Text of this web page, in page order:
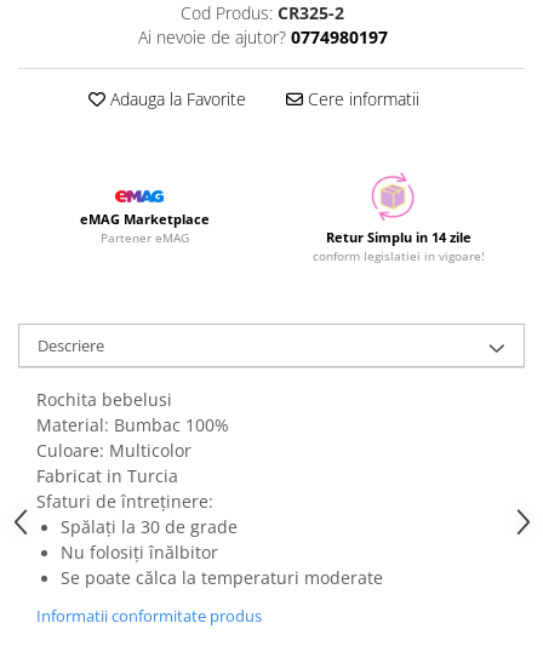
Cod Produs: CR325-2
Ai nevoie de ajutor? 0774980197
Adauga la Favorite Cere informatii
eMAG Marketplace
Partener eMAG Retur Simplu in 14 zile
conform legislatiei in vigoare!
Descriere
Rochita bebelusi
Material: Bumbac 100%
Culoare: Multicolor
Fabricat in Turcia
Sfaturi de întreținere:
Spălați la 30 de grade
Nu folosiți înălbitor
Se poate călca la temperaturi moderate
Informatii conformitate produs